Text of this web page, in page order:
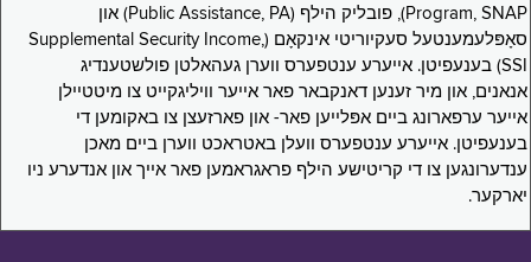
Program, SNAP), פובליק הילף (Public Assistance, PA) און
סאָפּלעמענטעל סעקיוריטי אינקאָם (Supplemental Security Income,
SSI) בענעפיטן. אייערע ענטפערס ווערן געהאלטן פולשטענדיג
אנאנים, און מיר זענען דאנקבאר פאר אייער וויליגקייט צו מיטטיילן
אייער ערפארונג ביים אפּלייען פאר- און פארזעצן צו באקומען די
בענעפיטן. אייערע ענטפערס וועלן באטראכט ווערן ביים מאכן
ענדערונגען צו די קריטישע הילף פראגראמען פאר אייך און אנדערע ניו
יארקער.